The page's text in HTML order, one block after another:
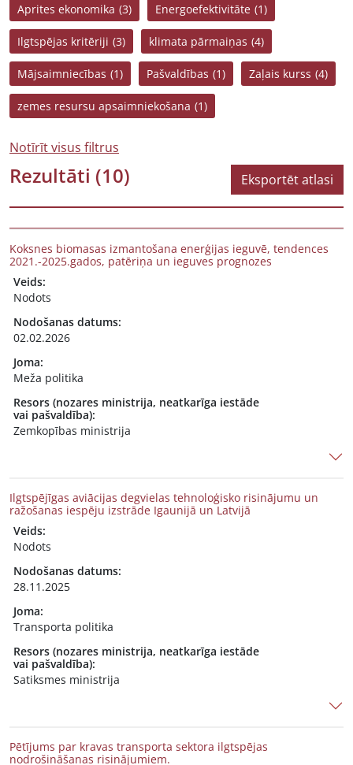
Aprites ekonomika (3) Energoefektivitāte (1)
Ilgtspējas kritēriji (3) klimata pārmaiņas (4)
Mājsaimniecības (1) Pašvaldības (1) Zaļais kurss (4)
zemes resursu apsaimniekošana (1)
Notīrīt visus filtrus
Rezultāti (10) Eksportēt atlasi
Koksnes biomasas izmantošana enerģijas ieguvē, tendences
2021.-2025.gados, patēriņa un ieguves prognozes
Veids:
Nodots
Nodošanas datums:
02.02.2026
Joma:
Meža politika
Resors (nozares ministrija, neatkarīga iestāde
vai pašvaldība):
Zemkopības ministrija
Ilgtspējīgas aviācijas degvielas tehnoloģisko risinājumu un
ražošanas iespēju izstrāde Igaunijā un Latvijā
Veids:
Nodots
Nodošanas datums:
28.11.2025
Joma:
Transporta politika
Resors (nozares ministrija, neatkarīga iestāde
vai pašvaldība):
Satiksmes ministrija
Pētījums par kravas transporta sektora ilgtspējas
nodrošināšanas risinājumiem.